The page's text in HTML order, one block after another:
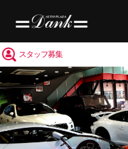
スタッフ募集